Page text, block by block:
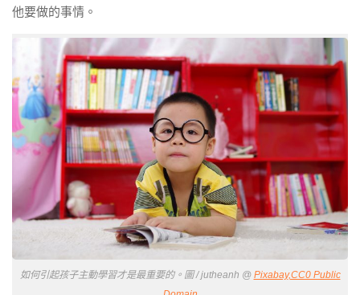
他要做的事情。
如何引起孩子主動學習才是最重要的。圖 / jutheanh @ Pixabay,CC0 Public